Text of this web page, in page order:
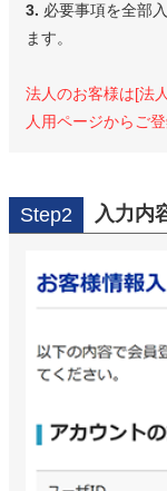
3. 必要事項を全部
ます。
法人のお客様は[法
人用ページからご
Step2 入力内